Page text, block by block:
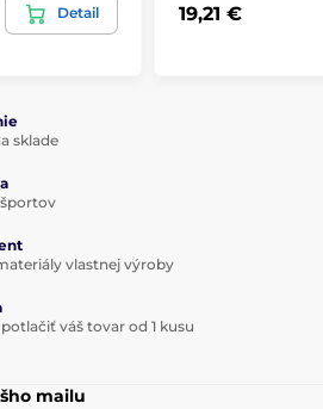
Detail 19,21 €
sklade
vlastnej výroby
váš tovar od 1 kusu
mailu